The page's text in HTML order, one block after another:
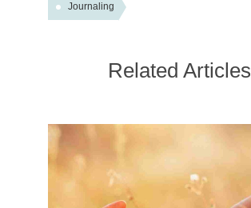
Journaling
Related Articles